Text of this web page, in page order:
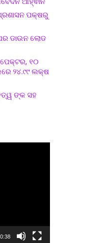
ପକ୍ଷରୁ
ଡାଉନ ଲୋଡ
୧୦
୨୪.୯୯ ଲକ୍ଷ
ଙ୍କ ସହ